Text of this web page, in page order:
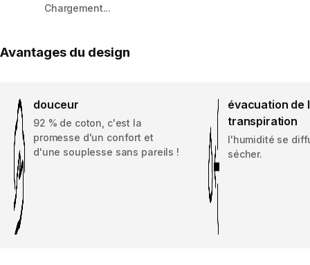
Chargement...
Avantages du design
douceur
92 % de coton, c'est la
promesse d'un confort et
d'une souplesse sans pareils !
évacuation de
transpiration
l'humidité se
sécher.